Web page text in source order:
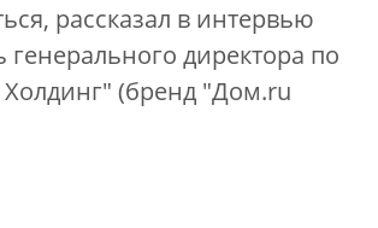
рассказал в интервью
директора по
(бренд "Дом.ru